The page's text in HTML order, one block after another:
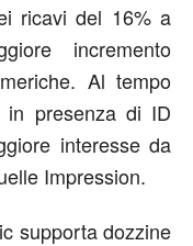
ricavi del 16% a
incremento
Al tempo
in presenza di ID
interesse da
Impression.
supporta dozzine